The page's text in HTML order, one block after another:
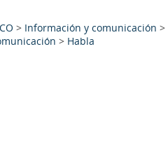
> Información y comunicación >
> Habla